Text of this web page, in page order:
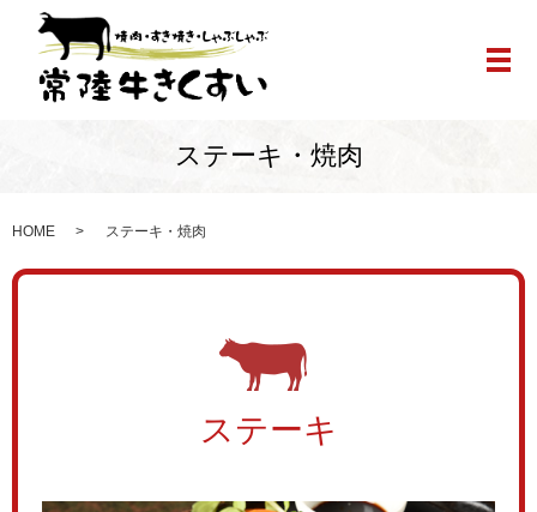
メ
ステーキ・焼肉
HOME ステーキ・焼肉
ステーキ